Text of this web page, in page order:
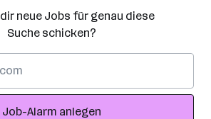
neue Jobs für genau diese
Suche schicken?
Job-Alarm anlegen